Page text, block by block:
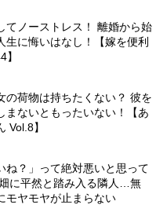
てノーストレス！ 離婚から始
生に悔いはなし！【嫁を便利
の荷物は持ちたくない？ 彼を
まないともったいない！【あ
Vol.8】
ね？」って絶対悪いと思って
に平然と踏み入る隣人…無
モヤモヤが止まらない